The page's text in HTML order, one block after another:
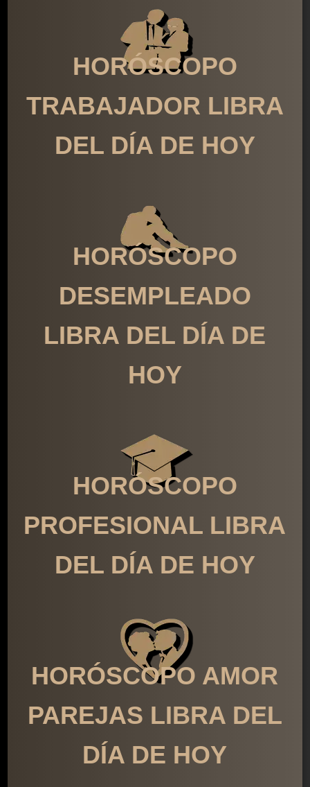
HORÓSCOPO
TRABAJADOR LIBRA
DEL DÍA DE HOY
HORÓSCOPO
DESEMPLEADO
LIBRA DEL DÍA DE
HOY
HORÓSCOPO
PROFESIONAL LIBRA
DEL DÍA DE HOY
HORÓSCOPO AMOR
PAREJAS LIBRA DEL
DÍA DE HOY